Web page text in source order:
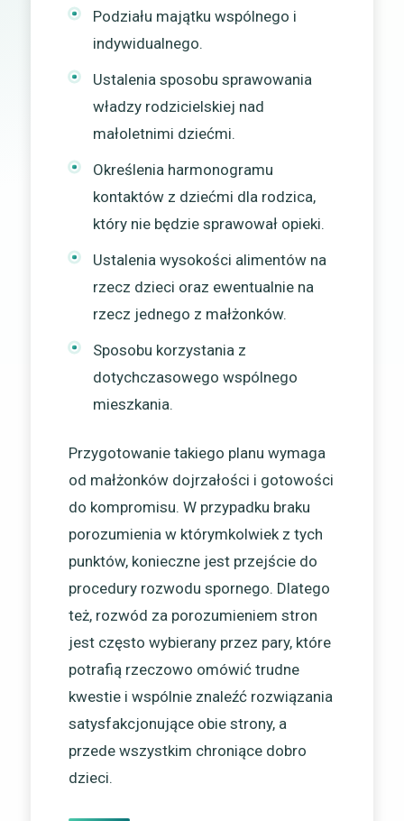
Podziału majątku wspólnego i
indywidualnego.
Ustalenia sposobu sprawowania
władzy rodzicielskiej nad
małoletnimi dziećmi.
Określenia harmonogramu
kontaktów z dziećmi dla rodzica,
który nie będzie sprawował opieki.
Ustalenia wysokości alimentów na
rzecz dzieci oraz ewentualnie na
rzecz jednego z małżonków.
Sposobu korzystania z
dotychczasowego wspólnego
mieszkania.
Przygotowanie takiego planu wymaga
od małżonków dojrzałości i gotowości
do kompromisu. W przypadku braku
porozumienia w którymkolwiek z tych
punktów, konieczne jest przejście do
procedury rozwodu spornego. Dlatego
też, rozwód za porozumieniem stron
jest często wybierany przez pary, które
potrafią rzeczowo omówić trudne
kwestie i wspólnie znaleźć rozwiązania
satysfakcjonujące obie strony, a
przede wszystkim chroniące dobro
dzieci.